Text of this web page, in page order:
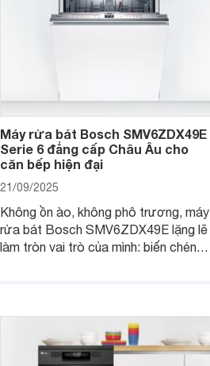
Máy rửa bát Bosch SMV6ZDX49E
Serie 6 đẳng cấp Châu Âu cho
căn bếp hiện đại
21/09/2025
Không ồn ào, không phô trương, máy
rửa bát Bosch SMV6ZDX49E lặng lẽ
làm tròn vai trò của mình: biến chén
Websosanh.vn đi tìm hiểu chi tiết sản